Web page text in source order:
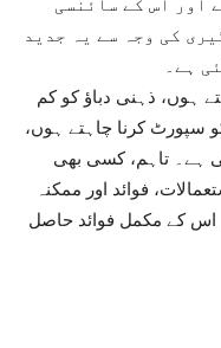
کی وجہ سے یہ جدید
ہے۔
ہوں، ذہنی دباؤ کو کم
سپورٹ کرنا چاہتے ہوں،
ہے۔ تاہم، کسی بھی
فوائد اور ممکنہ
اس کے مکمل فوائد حاصل